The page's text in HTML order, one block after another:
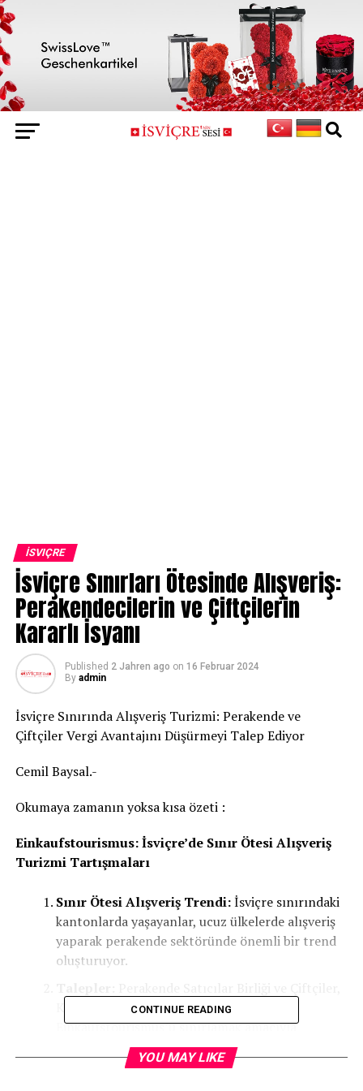
İSVIÇRE
İsviçre Sınırları Ötesinde Alışveriş:
Perakendecilerin ve Çiftçilerin
Kararlı İsyanı
Published 2 Jahren ago on 16 Februar 2024
By admin
İsviçre Sınırında Alışveriş Turizmi: Perakende ve
Çiftçiler Vergi Avantajını Düşürmeyi Talep Ediyor
Cemil Baysal.-
Okumaya zamanın yoksa kısa özeti :
Einkaufstourismus: İsviçre’de Sınır Ötesi Alışveriş
Turizmi Tartışmaları
Sınır Ötesi Alışveriş Trendi:İsviçre sınırındaki
kantonlarda yaşayanlar, ucuz ülkelerde alışveriş
yaparak perakende sektöründe önemli bir trend
oluşturuyor.
KDV avantajının düşürülmesini istiyor,
Einkaufstourismus’u sınırlamak amacıyla
önlemler alınmasını talep ediyor.
Planlanan Değişiklikler:Federal Konsey, sınırı
CONTINUE READING
YOU MAY LIKE